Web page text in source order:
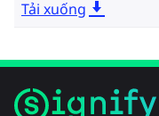
Tải xuống